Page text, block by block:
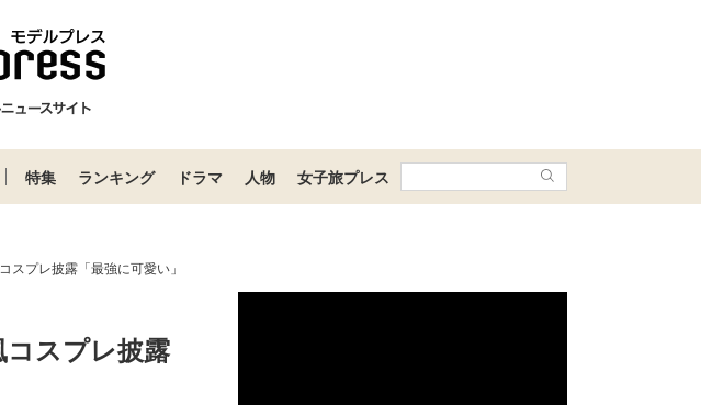
特集 ランキング ドラマ 人物 女子旅プレス
スプレ披露「最強に可愛い」
スプレ披露